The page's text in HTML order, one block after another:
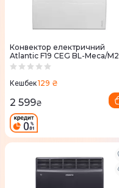
Конвектор електричний
Atlantic F19 CEG BL-Meca/M2
500W
Кешбек129 ₴
2 599₴